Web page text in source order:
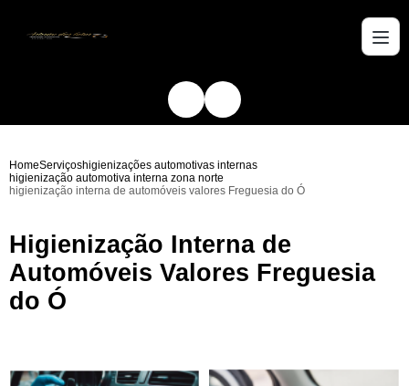
HomeServiçoshigienizações automotivas internas
higienização automotiva interna zona norte
higienização interna de automóveis valores Freguesia do Ó
Higienização Interna de
Automóveis Valores Freguesia
do Ó